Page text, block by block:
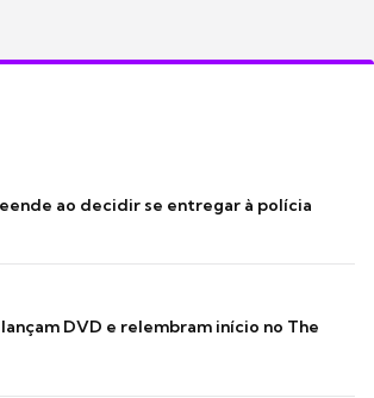
ao decidir se entregar à polícia
DVD e relembram início no The